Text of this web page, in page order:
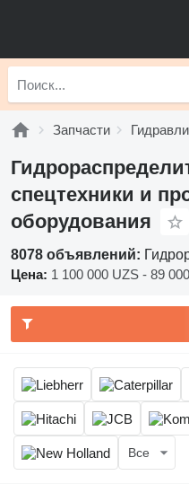
Запчасти
спецтехники и
оборудования
8078 объявлений:
Цена: 1 100 000 UZS - 89
Все